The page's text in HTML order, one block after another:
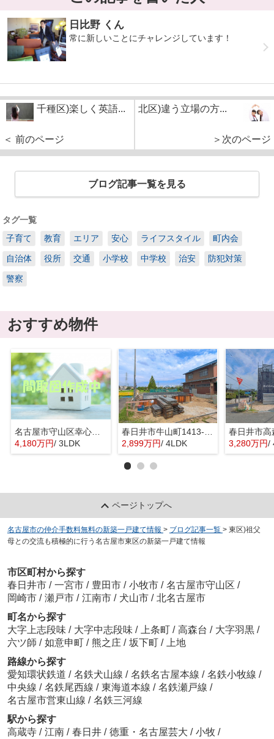
日比野 くん
常に新しいことにチャレンジしています！
千種区)楽しく英語...
＜ 前のページ
北区)違う立場の方...
＞次のページ
ブログ記事一覧を見る
タグ一覧
子育て
教育 エリア 安心 ライフスタイル 町内会
自治体 役所 交通 小学校 中学校 治安 防犯対策
警察
おすすめ物件
名古屋市守山区幸心２丁目435『仲介料無料』新築戸建て
4,180万円/ 3LDK
春日井市牛山町1413-8『仲介料無料』新築戸建て
2,899万円/ 4LDK 3,280万円/
ページトップへ
名古屋市の仲介手数料無料の新築一戸建て情報 > ブログ記事一覧 > 東区)祖父
母との交流も積極的に行う名古屋市東区の新築一戸建て情報
市区町村から探す
春日井市 / 一宮市 / 豊田市 / 小牧市 / 名古屋市守山区 /
岡崎市 / 瀬戸市 / 江南市 / 犬山市 / 北名古屋市
町名から探す
大字上志段味 / 大字中志段味 / 上条町 / 高森台 / 大字羽黒 /
六ツ師 / 如意申町 / 熊之庄 / 坂下町 /
上地
路線から探す
愛知環状鉄道 / 名鉄犬山線 / 名鉄名古屋本線 / 名鉄小牧線 /
中央線 / 名鉄尾西線 / 東海道本線 / 名鉄瀬戸線 /
名古屋市営東山線 / 名鉄三河線
駅から探す
高蔵寺 / 江南 / 春日井 / 徳重・名古屋芸大 / 小牧 /